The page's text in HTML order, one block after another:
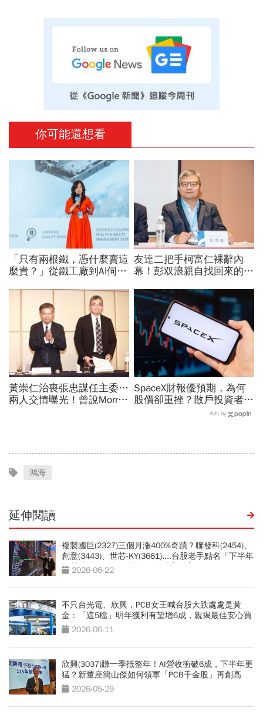
你可能還想看
「只有兩根鐵，憑什麼賣這
麼貴？」從鐵工廠到AI伺服
城河創造超高毛利率
友達二把手柯富仁裸辭內
幕！彭双浪親自找回來的接
「落後群創」成最後稻草？
黃崇仁治喪張忠謀任主委…
兩人交情曝光！曾說Morris
SpaceX財報優預期，為何
股價卻重挫？散戶投資者
「越跌越買」大舉抄底…限
Ads by
鴻海
延伸閱讀
複製國巨(2327)三個月漲400%奇蹟？聯發科(2454)、
創意(3443)、世芯-KY(3661)....台股老手點名「下半年
17檔大黑馬股」：被動元件噴完換它
2026-06-22
不只台光電、欣興，PCB女王喊台股大跌處處是黃
金：「這5檔」明年獲利有望增6成，親揭最佳安心買
點 2026-06-11
欣興(3037)賺一季抵整年！AI營收衝破6成，下半年更
猛？新董座簡山傑如何領軍「PCB千金股」再創高
峰？2026-05-29